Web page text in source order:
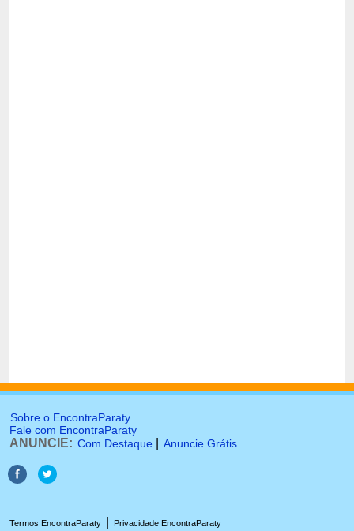
Sobre o EncontraParaty
Fale com EncontraParaty
ANUNCIE: Com Destaque Anuncie Grátis
Termos EncontraParaty Privacidade EncontraParaty